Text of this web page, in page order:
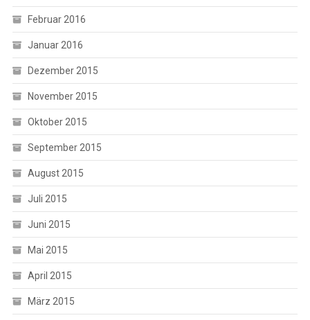
Februar 2016
Januar 2016
Dezember 2015
November 2015
Oktober 2015
September 2015
August 2015
Juli 2015
Juni 2015
Mai 2015
April 2015
März 2015